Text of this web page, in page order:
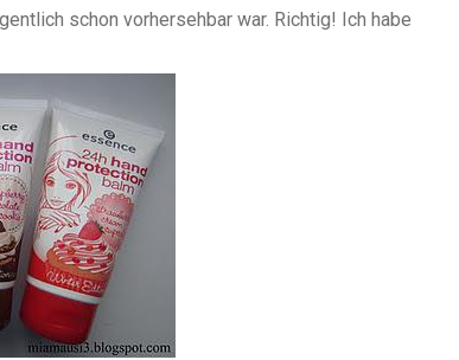
schon vorhersehbar war. Richtig! Ich habe